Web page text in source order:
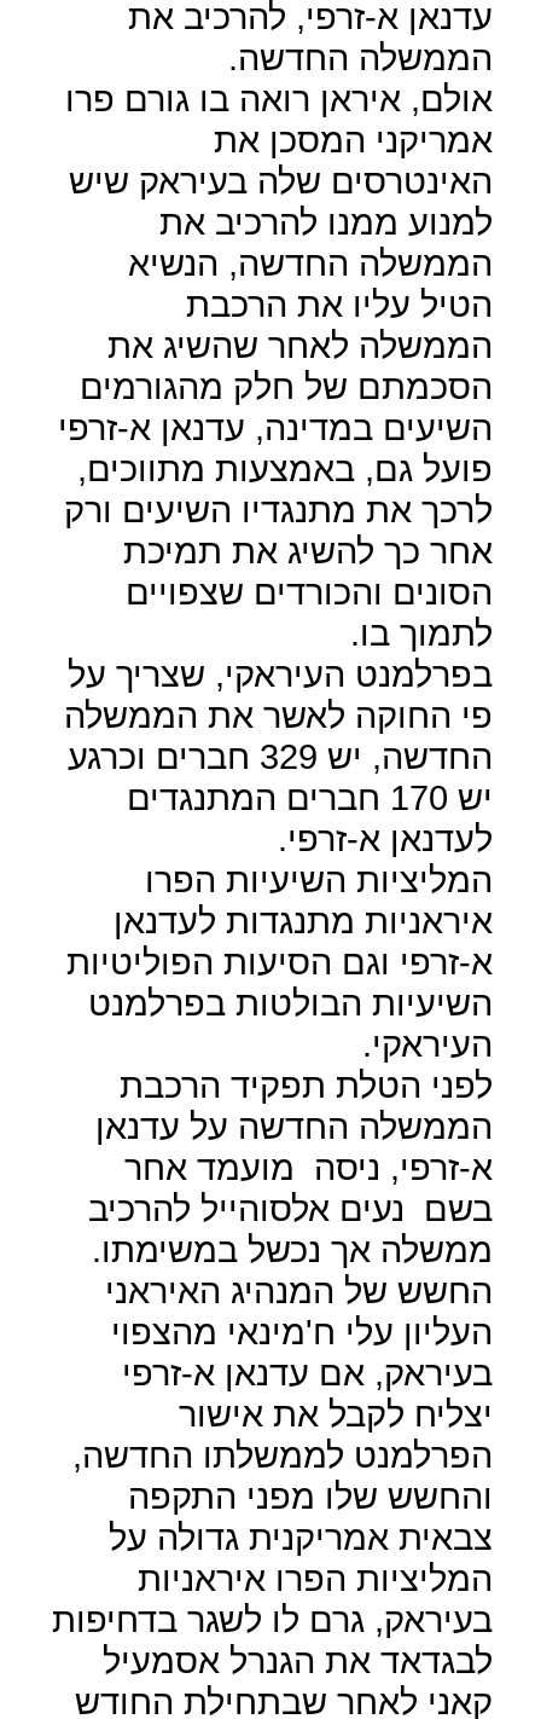
עדנאן א-זרפי, להרכיב את
הממשלה החדשה.
אולם, איראן רואה בו גורם פרו
אמריקני המסכן את
האינטרסים שלה בעיראק שיש
למנוע ממנו להרכיב את
הממשלה החדשה, הנשיא
הטיל עליו את הרכבת
הממשלה לאחר שהשיג את
הסכמתם של חלק מהגורמים
השיעים במדינה, עדנאן א-זרפי
פועל גם, באמצעות מתווכים,
לרכך את מתנגדיו השיעים ורק
אחר כך להשיג את תמיכת
הסונים והכורדים שצפויים
לתמוך בו.
בפרלמנט העיראקי, שצריך על
פי החוקה לאשר את הממשלה
החדשה, יש 329 חברים וכרגע
יש 170 חברים המתנגדים
לעדנאן א-זרפי.
המליציות השיעיות הפרו
איראניות מתנגדות לעדנאן
א-זרפי וגם הסיעות הפוליטיות
השיעיות הבולטות בפרלמנט
העיראקי.
לפני הטלת תפקיד הרכבת
הממשלה החדשה על עדנאן
א-זרפי, ניסה
מועמד אחר
בשם
נעים אלסוהייל להרכיב
ממשלה אך נכשל במשימתו.
החשש של המנהיג האיראני
העליון עלי ח'מינאי מהצפוי
בעיראק, אם עדנאן א-זרפי
יצליח לקבל את אישור
הפרלמנט לממשלתו החדשה,
והחשש שלו מפני התקפה
צבאית אמריקנית גדולה על
המליציות הפרו איראניות
בעיראק, גרם לו לשגר בדחיפות
לבגדאד את הגנרל אסמעיל
קאני לאחר שבתחילת החודש